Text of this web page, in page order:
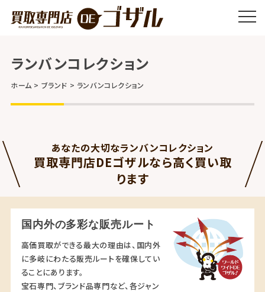
ランバンコレクション
ホーム ブランド ランバンコレクション
あなたの大切なランバンコレクション
買取専門店DEゴザルなら高く買い取
ります
国内外の多彩な販売ルート
高価買取ができる最大の理由は、国内外
に多岐にわたる販売ルートを確保してい
ることにあります。
宝石専門、ブランド品専門など、各ジャン